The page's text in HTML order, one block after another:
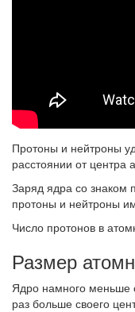
Протоны и нейтроны
расстоянии от центра
Заряд ядра со знаком
протоны и нейтроны
Число протонов в
Размер
Ядро намного меньше
раз больше своего